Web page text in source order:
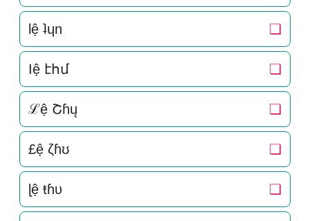
lệ ʇɥn ❏
Ӏệ էհմ ❏
ℒệ Շɦų ❏
£ệ ζɦʊ ❏
ɭệ ŧɦυ ❏